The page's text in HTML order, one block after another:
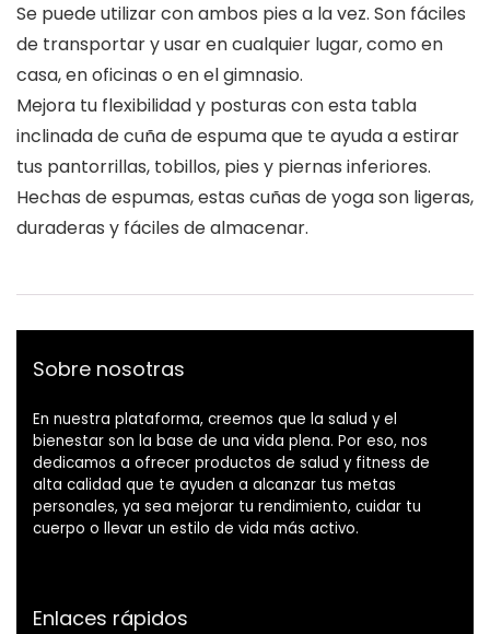
Se puede utilizar con ambos pies a la vez. Son fáciles
de transportar y usar en cualquier lugar, como en
casa, en oficinas o en el gimnasio.
Mejora tu flexibilidad y posturas con esta tabla
inclinada de cuña de espuma que te ayuda a estirar
tus pantorrillas, tobillos, pies y piernas inferiores.
Hechas de espumas, estas cuñas de yoga son ligeras,
duraderas y fáciles de almacenar.
Sobre nosotras
En nuestra plataforma, creemos que la salud y el
bienestar son la base de una vida plena. Por eso, nos
dedicamos a ofrecer productos de salud y fitness de
alta calidad que te ayuden a alcanzar tus metas
personales, ya sea mejorar tu rendimiento, cuidar tu
cuerpo o llevar un estilo de vida más activo.
Enlaces rápidos